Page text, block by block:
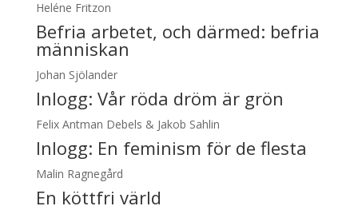
Heléne Fritzon
Befria arbetet, och därmed: befria
människan
Johan Sjölander
Inlogg: Vår röda dröm är grön
Felix Antman Debels & Jakob Sahlin
Inlogg: En feminism för de flesta
Malin Ragnegård
En köttfri värld